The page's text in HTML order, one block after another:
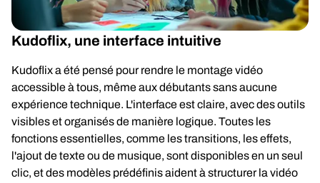
Kudoflix, une interface intuitive
Kudoflix a été pensé pour rendre le montage vidéo
accessible à tous, même aux débutants sans aucune
expérience technique. L'interface est claire, avec des outils
visibles et organisés de manière logique. Toutes les
fonctions essentielles, comme les transitions, les effets,
l'ajout de texte ou de musique, sont disponibles en un seul
clic, et des modèles prédéfinis aident à structurer la vidéo